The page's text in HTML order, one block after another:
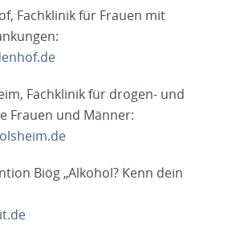
Fachklinik für Frauen mit
Fachklinik für drogen- und
Frauen und Männer:
Biög „Alkohol? Kenn dein